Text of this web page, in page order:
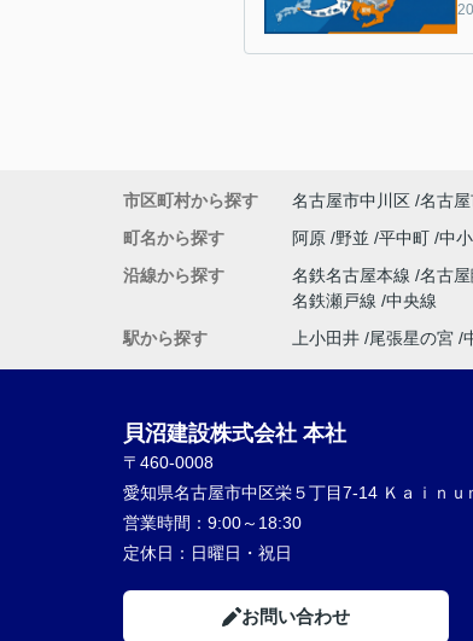
市区町村から探す 名古屋市中川区 名古
町名から探す
阿原 野並 平中町 中
沿線から探す
名鉄名古屋本線 名古
名鉄瀬戸線 中央線
駅から探す
上小田井 尾張星の宮
貝沼建設株式会社 本社
〒460-0008
愛知県名古屋市中区栄５丁目7-14 Ｋａｉｎｕ
営業時間： 9:00～18:30
定休日： 日曜日・祝日
お問い合わせ